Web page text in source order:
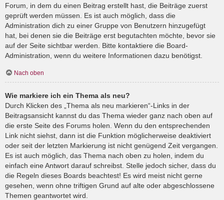
Forum, in dem du einen Beitrag erstellt hast, die Beiträge zuerst
geprüft werden müssen. Es ist auch möglich, dass die
Administration dich zu einer Gruppe von Benutzern hinzugefügt
hat, bei denen sie die Beiträge erst begutachten möchte, bevor sie
auf der Seite sichtbar werden. Bitte kontaktiere die Board-
Administration, wenn du weitere Informationen dazu benötigst.
Nach oben
Wie markiere ich ein Thema als neu?
Durch Klicken des „Thema als neu markieren“-Links in der
Beitragsansicht kannst du das Thema wieder ganz nach oben auf
die erste Seite des Forums holen. Wenn du den entsprechenden
Link nicht siehst, dann ist die Funktion möglicherweise deaktiviert
oder seit der letzten Markierung ist nicht genügend Zeit vergangen.
Es ist auch möglich, das Thema nach oben zu holen, indem du
einfach eine Antwort darauf schreibst. Stelle jedoch sicher, dass du
die Regeln dieses Boards beachtest! Es wird meist nicht gerne
gesehen, wenn ohne triftigen Grund auf alte oder abgeschlossene
Themen geantwortet wird.